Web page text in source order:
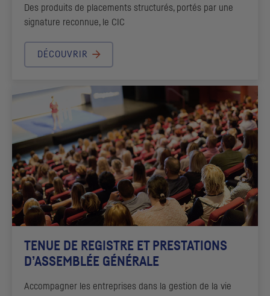
Des produits de placements structurés, portés par une
signature reconnue, le CIC
DÉCOUVRIR
TENUE DE REGISTRE ET PRESTATIONS
D’ASSEMBLÉE GÉNÉRALE
Accompagner les entreprises dans la gestion de la vie